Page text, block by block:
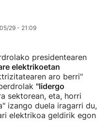
29 - 21:09
presidentearen
elektrikoetan
aro berri"
"lidergo
sektorean, eta, horri
izango duela iragarri du,
elektrikoa geldirik egon